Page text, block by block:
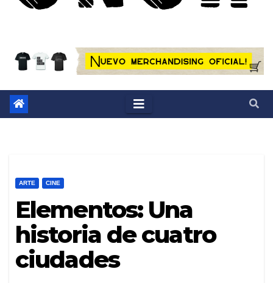
ARTE CINE
Elementos: Una
historia de cuatro
ciudades